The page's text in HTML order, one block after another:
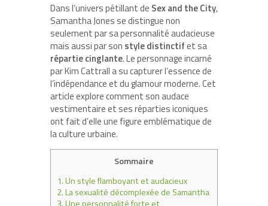
Dans l’univers pétillant de Sex and the City,
Samantha Jones se distingue non
seulement par sa personnalité audacieuse
mais aussi par son style distinctifet sa
répartie cinglante. Le personnage incarné
par Kim Cattrall a su capturer l’essence de
l’indépendance et du glamour moderne. Cet
article explore comment son audace
vestimentaire et ses réparties iconiques
ont fait d’elle une figure emblématique de
la culture urbaine.
Sommaire
1.Un style flamboyant et audacieux
2.La sexualité décomplexée de Samantha